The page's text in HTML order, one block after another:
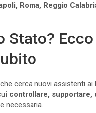
Roma, Reggio
Stato?
cerca nuovi assistenti ai
i controllare, supportare,
necessaria.